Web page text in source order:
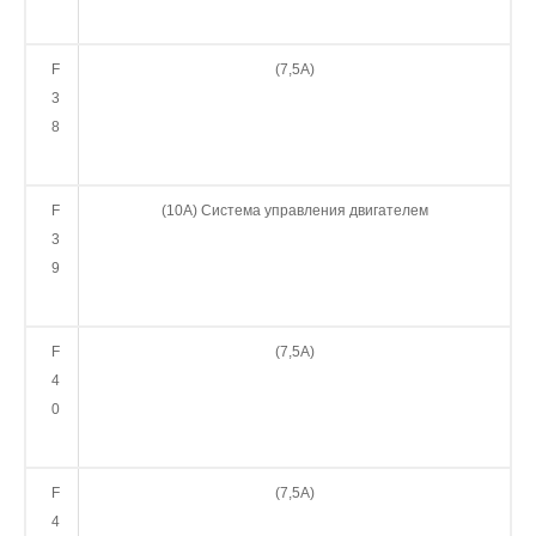
F
3
8
(7,5А)
F
3
9
(10А) Система управления двигателем
F
4
0
(7,5А)
F
4
(7,5А)